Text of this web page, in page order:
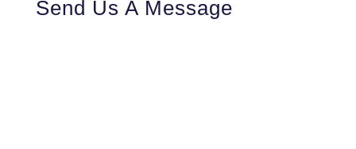
Send Us A Message